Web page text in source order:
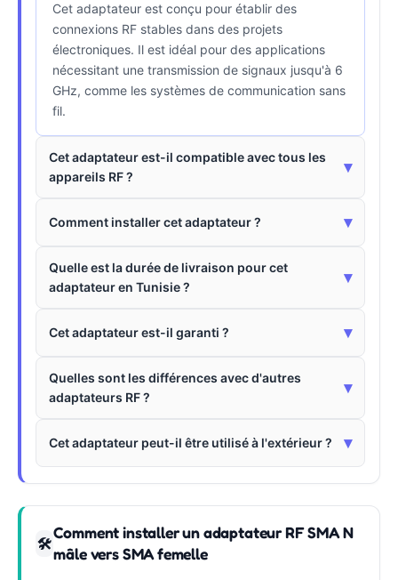
Cet adaptateur est conçu pour établir des
connexions RF stables dans des projets
électroniques. Il est idéal pour des applications
nécessitant une transmission de signaux jusqu'à 6
GHz, comme les systèmes de communication sans
fil.
Cet adaptateur est-il compatible avec tous les
appareils RF ?
▾
Comment installer cet adaptateur ? ▾
Quelle est la durée de livraison pour cet
adaptateur en Tunisie ?
▾
Cet adaptateur est-il garanti ? ▾
Quelles sont les différences avec d'autres
adaptateurs RF ?
▾
Cet adaptateur peut-il être utilisé à l'extérieur ? ▾
🛠
Comment installer un adaptateur RF SMA N
mâle vers SMA femelle